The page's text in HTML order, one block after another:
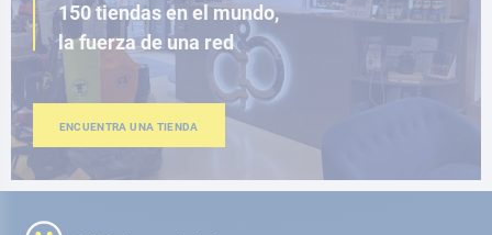
150 tiendas en el mundo,
la fuerza de una red
ENCUENTRA UNA TIENDA